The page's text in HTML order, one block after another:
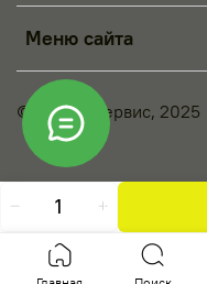
Меню сайта
© Принт-Сервис, 2025